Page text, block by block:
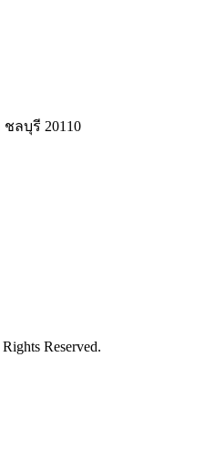
ชลบุรี 20110
Reserved.